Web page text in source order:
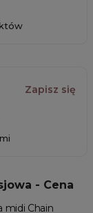
Zapisz się
- Cena
midi Chain